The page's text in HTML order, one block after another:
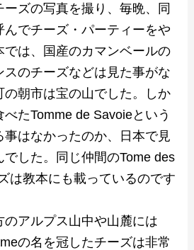
ーズの写真を撮り、毎晩、同
でチーズ・パーティーをや
では、国産のカマンベールの
のチーズなどは見た事がな
朝市は宝の山でした。しか
たTomme de Savoieという
事はなかったのか、日本で見
でした。同じ仲間のTome des
は教本にも載っているのです
のアルプス山中や山麓には
の名を冠したチーズは非常